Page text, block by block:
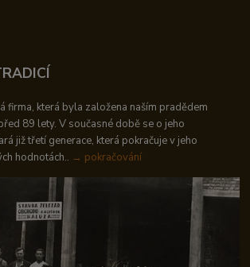
firma, která byla založena naším pradědem
89 lety. V současné době se o jeho
již třetí generace, která pokračuje v jeho
hodnotách.. → pokračování